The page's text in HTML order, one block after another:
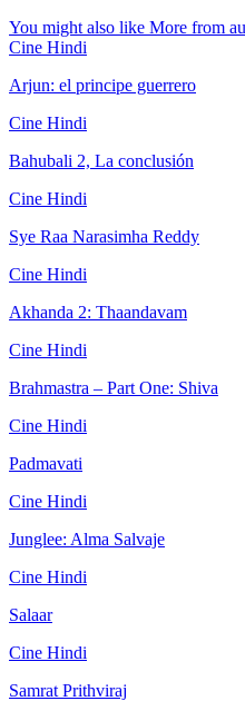
You might also like More from
Cine Hindi
Arjun: el principe guerrero
Cine Hindi
Bahubali 2, La conclusión
Cine Hindi
Sye Raa Narasimha Reddy
Cine Hindi
Akhanda 2: Thaandavam
Cine Hindi
Brahmastra – Part One: Shiva
Cine Hindi
Padmavati
Cine Hindi
Junglee: Alma Salvaje
Cine Hindi
Salaar
Cine Hindi
Samrat Prithviraj